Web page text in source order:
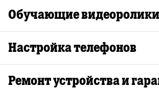
Oбучающие видеоролики
Настройка телефонов
Ремонт устройства и